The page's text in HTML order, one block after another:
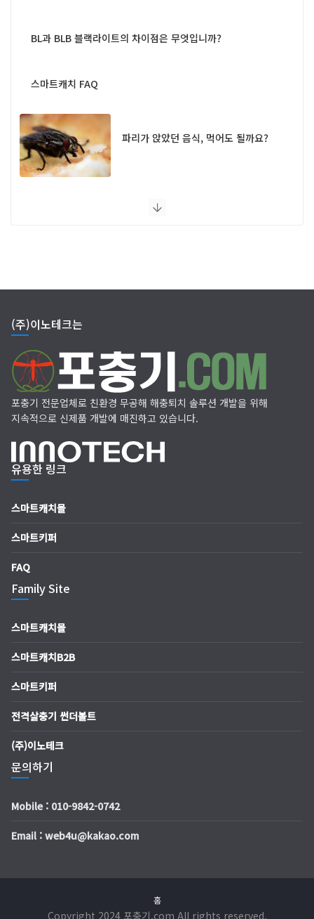
BL과 BLB 블랙라이트의 차이점은 무엇입니까?
스마트캐치 FAQ
파리가 앉았던 음식, 먹어도 될까요?
(주)이노테크는
포충기 전문업체로 친환경 무공해 해충퇴치 솔루션 개발을 위해
지속적으로 신제품 개발에 매진하고 있습니다.
유용한 링크
스마트캐치몰
스마트키퍼
FAQ
Family Site
스마트캐치몰
스마트캐치B2B
스마트키퍼
전격살충기 썬더볼트
(주)이노테크
문의하기
Mobile : 010-9842-0742
Email : web4u@kakao.com
홈
Copyright 2024 포충기.com All rights reserved.